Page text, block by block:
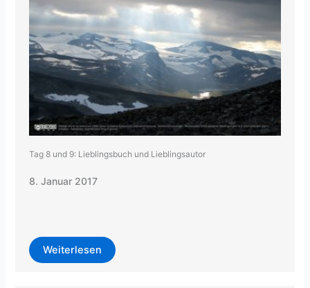
Tag 8 und 9: Lieblingsbuch und Lieblingsautor
8. Januar 2017
Weiterlesen